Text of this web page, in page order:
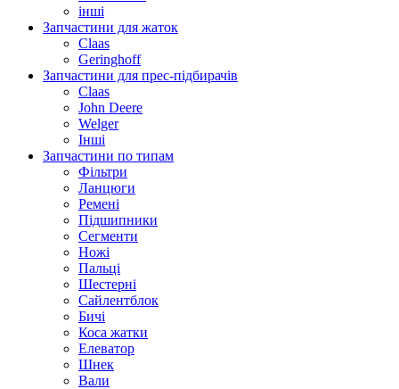
інші
Запчастини для жаток
Claas
Geringhoff
Запчастини для прес-підбирачів
Claas
John Deere
Welger
Інші
Запчастини по типам
Фільтри
Ланцюги
Ремені
Підшипники
Сегменти
Ножі
Пальці
Шестерні
Сайлентблок
Бичі
Коса жатки
Елеватор
Шнек
Вали